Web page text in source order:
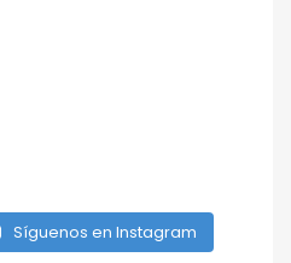
Síguenos en Instagram